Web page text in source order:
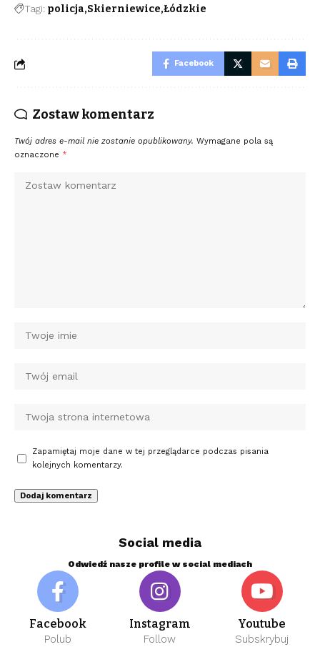
Tagi: policja Skierniewice Łódzkie
Facebook
Zostaw komentarz
Twój adres e-mail nie zostanie opublikowany. Wymagane pola są
oznaczone *
Zapamiętaj moje dane w tej przeglądarce podczas pisania
kolejnych komentarzy.
Social media
Odwiedź nasze profile w social mediach
Facebook
Polub
Instagram
Follow
Youtube
Subskrybuj